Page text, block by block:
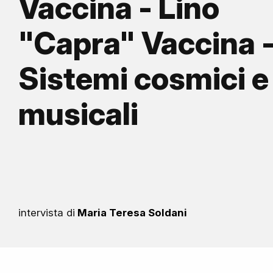
Vaccina - Lino
"Capra" Vaccina
Sistemi cosmici e
musicali
intervista di Maria Teresa Soldani